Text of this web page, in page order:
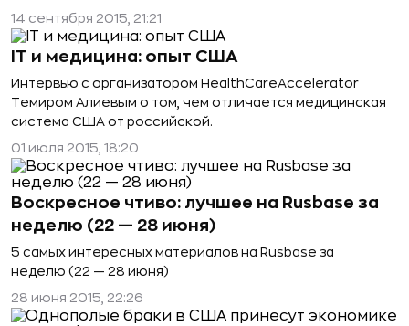
14 сентября 2015, 21:21
IT и медицина: опыт США
Интервью с организатором HealthCareAccelerator
Темиром Алиевым о том, чем отличается медицинская
система США от российской.
01 июля 2015, 18:20
Воскресное чтиво: лучшее на Rusbase за
неделю (22 — 28 июня)
5 самых интересных материалов на Rusbase за
неделю (22 — 28 июня)
28 июня 2015, 22:26